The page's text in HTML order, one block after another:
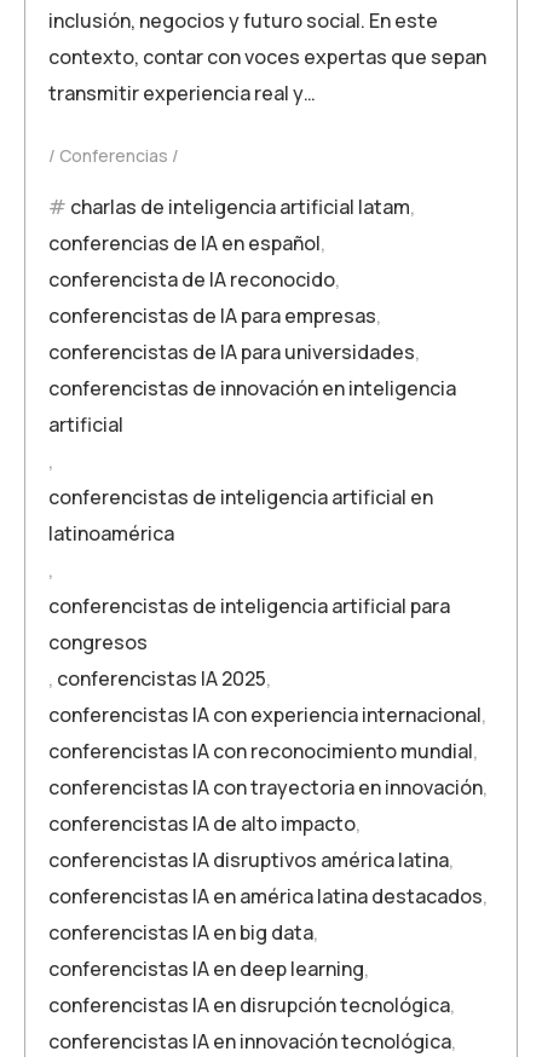
inclusión, negocios y futuro social. En este
contexto, contar con voces expertas que sepan
transmitir experiencia real y…
Conferencias
charlas de inteligencia artificial latam,
conferencias de IA en español,
conferencista de IA reconocido,
conferencistas de IA para empresas,
conferencistas de IA para universidades,
conferencistas de innovación en inteligencia
artificial
,
conferencistas de inteligencia artificial en
latinoamérica
,
conferencistas de inteligencia artificial para
congresos
, conferencistas IA 2025,
conferencistas IA con experiencia internacional,
conferencistas IA con reconocimiento mundial,
conferencistas IA con trayectoria en innovación,
conferencistas IA de alto impacto,
conferencistas IA disruptivos américa latina,
conferencistas IA en américa latina destacados,
conferencistas IA en big data,
conferencistas IA en deep learning,
conferencistas IA en disrupción tecnológica,
conferencistas IA en innovación tecnológica,